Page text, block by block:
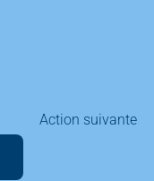
Action suivante